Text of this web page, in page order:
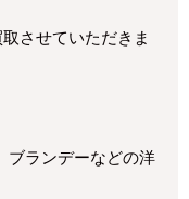
させていただきま
ブランデーなどの洋